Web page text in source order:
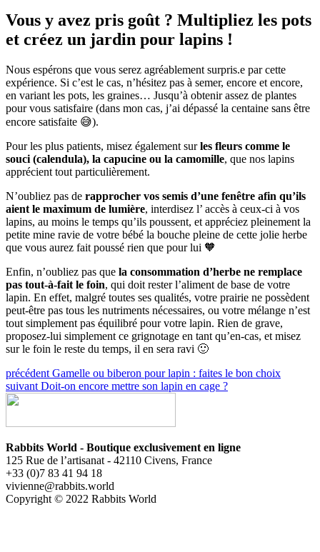
Vous y avez pris goût ? Multipliez les pots
et créez un jardin pour lapins !
Nous espérons que vous serez agréablement surpris.e par cette
expérience. Si c’est le cas, n’hésitez pas à semer, encore et encore,
en variant les pots, les graines… Jusqu’à obtenir assez de plantes
pour vous satisfaire (dans mon cas, j’ai dépassé la centaine sans être
encore satisfaite 😅).
Pour les plus patients, misez également surles fleurs comme le
souci (calendula), la capucine ou la camomille, que nos lapins
apprécient tout particulièrement.
N’oubliez pas de rapprocher vos semis d’une fenêtre afin qu’ils
aient le maximum de lumière, interdisez l’ accès à ceux-ci à vos
lapins, au moins le temps qu’ils poussent, et appréciez pleinement la
petite mine ravie de votre bébé la bouche pleine de cette jolie herbe
que vous aurez fait poussé rien que pour lui 🧡
Enfin, n’oubliez pas que la consommation d’herbe ne remplace
pas tout-à-fait le foin, qui doit rester l’aliment de base de votre
lapin. En effet, malgré toutes ses qualités, votre prairie ne possèdent
peut-être pas tous les nutriments nécessaires, ou votre mélange n’est
tout simplement pas équilibré pour votre lapin. Rien de grave,
proposez-lui simplement ce grignotage en tant qu’en-cas, et misez
sur le foin le reste du temps, il en sera ravi 🙂
précédent Gamelle ou biberon pour lapin : faites le bon choix
suivant Doit-on encore mettre son lapin en cage ?
Rabbits World - Boutique exclusivement en ligne
125 Rue de l’artisanat - 42110 Civens, France
+33 (0)7 83 41 94 18
vivienne@rabbits.world
Copyright © 2022 Rabbits World